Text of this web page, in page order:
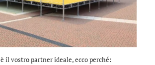
è il vostro partner ideale, ecco perché: